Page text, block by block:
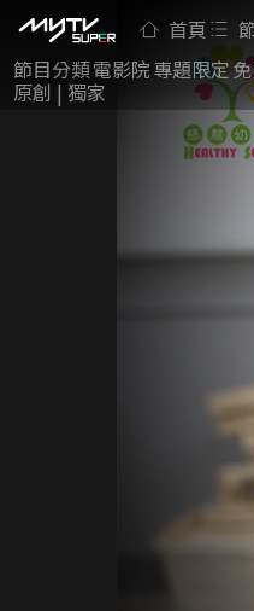
首頁
節目分類電影院專題限定
原創 | 獨家